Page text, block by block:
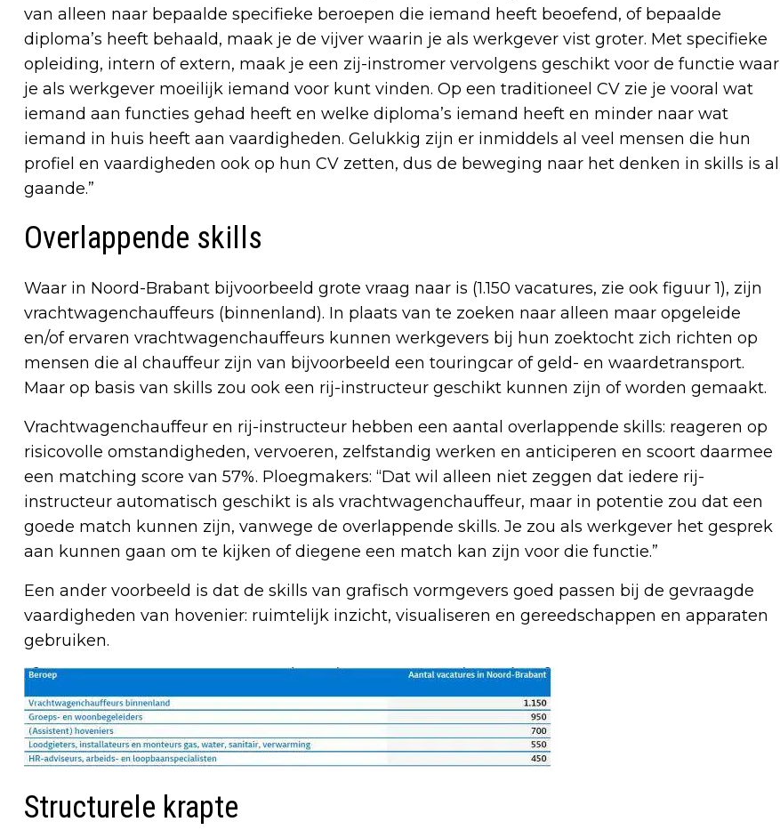
van alleen naar bepaalde specifieke beroepen die iemand heeft beoefend, of bepaalde
diploma’s heeft behaald, maak je de vijver waarin je als werkgever vist groter. Met specifieke
opleiding, intern of extern, maak je een zij-instromer vervolgens geschikt voor de functie waar
je als werkgever moeilijk iemand voor kunt vinden. Op een traditioneel CV zie je vooral wat
iemand aan functies gehad heeft en welke diploma’s iemand heeft en minder naar wat
iemand in huis heeft aan vaardigheden. Gelukkig zijn er inmiddels al veel mensen die hun
profiel en vaardigheden ook op hun CV zetten, dus de beweging naar het denken in skills is al
gaande.”
Overlappende skills
Waar in Noord-Brabant bijvoorbeeld grote vraag naar is (1.150 vacatures, zie ook figuur 1), zijn
vrachtwagenchauffeurs (binnenland). In plaats van te zoeken naar alleen maar opgeleide
en/of ervaren vrachtwagenchauffeurs kunnen werkgevers bij hun zoektocht zich richten op
mensen die al chauffeur zijn van bijvoorbeeld een touringcar of geld- en waardetransport.
Maar op basis van skills zou ook een rij-instructeur geschikt kunnen zijn of worden gemaakt.
Vrachtwagenchauffeur en rij-instructeur hebben een aantal overlappende skills: reageren op
risicovolle omstandigheden, vervoeren, zelfstandig werken en anticiperen en scoort daarmee
een matching score van 57%. Ploegmakers: “Dat wil alleen niet zeggen dat iedere rij-
instructeur automatisch geschikt is als vrachtwagenchauffeur, maar in potentie zou dat een
goede match kunnen zijn, vanwege de overlappende skills. Je zou als werkgever het gesprek
aan kunnen gaan om te kijken of diegene een match kan zijn voor die functie.”
Een ander voorbeeld is dat de skills van grafisch vormgevers goed passen bij de gevraagde
vaardigheden van hovenier: ruimtelijk inzicht, visualiseren en gereedschappen en apparaten
gebruiken.
Structurele krapte